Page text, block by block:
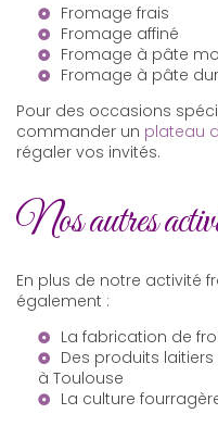
Fromage frais
Fromage affiné
Fromage à pâte
Fromage à pâte
Pour des occasions
commander un plateau
régaler vos invités.
Nos autres
En plus de notre activité
également :
La fabrication de
Des produits
à Toulouse
La culture